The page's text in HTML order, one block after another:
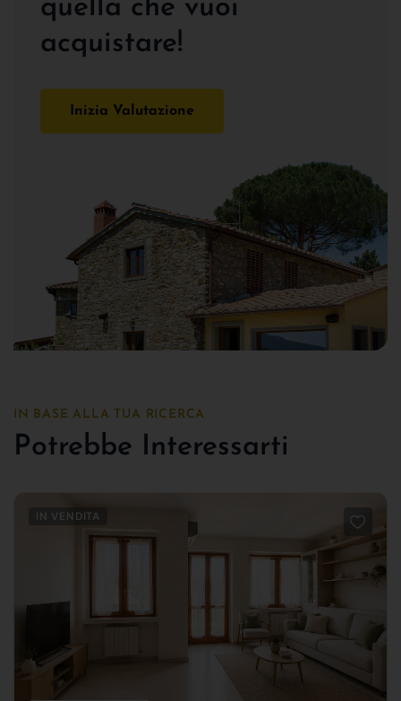
quella che vuoi
acquistare!
Inizia Valutazione
IN BASE ALLA TUA RICERCA
Potrebbe Interessarti
IN VENDITA